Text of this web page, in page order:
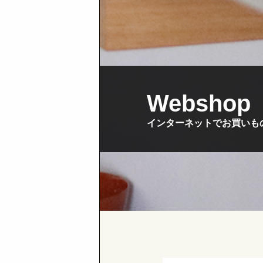
Webshop
インターネットでお買いも